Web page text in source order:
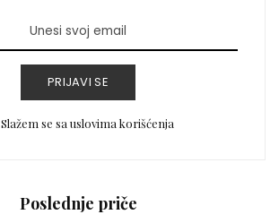
PRIJAVI SE
Slažem se sa uslovima korišćenja
Poslednje priče